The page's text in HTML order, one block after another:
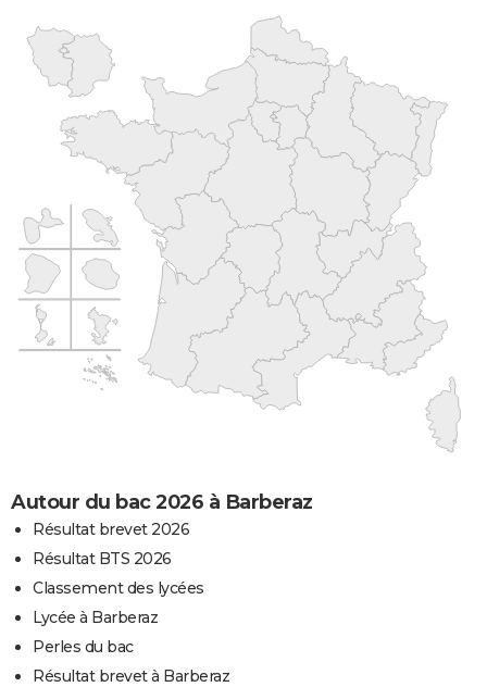
Autour du bac 2026 à Barberaz
Résultat brevet 2026
Résultat BTS 2026
Classement des lycées
Lycée à Barberaz
Perles du bac
Résultat brevet à Barberaz